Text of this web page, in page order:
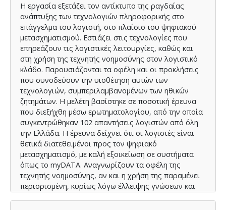
Η εργασία εξετάζει τον αντίκτυπο της ραγδαίας
ανάπτυξης των τεχνολογιών πληροφορικής στο
επάγγελμα του λογιστή, στο πλαίσιο του ψηφιακού
μετασχηματισμού. Εστιάζει στις τεχνολογίες που
επηρεάζουν τις λογιστικές λειτουργίες, καθώς και
στη χρήση της τεχνητής νοημοσύνης στον λογιστικό
κλάδο. Παρουσιάζονται τα οφέλη και οι προκλήσεις
που συνοδεύουν την υιοθέτηση αυτών των
τεχνολογιών, συμπεριλαμβανομένων των ηθικών
ζητημάτων. Η μελέτη βασίστηκε σε ποσοτική έρευνα
που διεξήχθη μέσω ερωτηματολογίου, από την οποία
συγκεντρώθηκαν 102 απαντήσεις λογιστών από όλη
την Ελλάδα. Η έρευνα δείχνει ότι οι λογιστές είναι
θετικά διατεθειμένοι προς τον ψηφιακό
μετασχηματισμό, με καλή εξοικείωση σε συστήματα
όπως το myDATA. Αναγνωρίζουν τα οφέλη της
τεχνητής νοημοσύνης, αν και η χρήση της παραμένει
περιορισμένη, κυρίως λόγω έλλειψης γνώσεων και